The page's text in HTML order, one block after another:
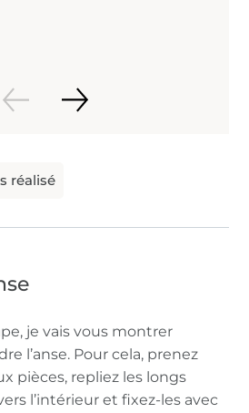
je vais vous montrer
l’anse. Pour cela, prenez
pièces, repliez les longs
l’intérieur et fixez-les avec